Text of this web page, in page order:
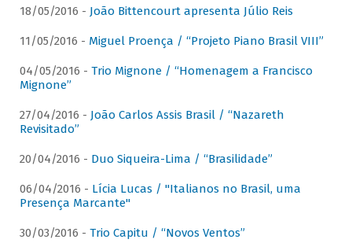
18/05/2016 - João Bittencourt apresenta Júlio Reis
11/05/2016 - Miguel Proença / “Projeto Piano Brasil VIII”
04/05/2016 - Trio Mignone / “Homenagem a Francisco
Mignone”
27/04/2016 - João Carlos Assis Brasil / “Nazareth
Revisitado”
20/04/2016 - Duo Siqueira-Lima / “Brasilidade”
06/04/2016 - Lícia Lucas / "Italianos no Brasil, uma
Presença Marcante"
30/03/2016 - Trio Capitu / “Novos Ventos”